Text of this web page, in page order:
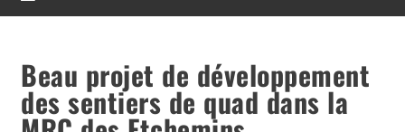
Beau projet de développement
des sentiers de quad dans la